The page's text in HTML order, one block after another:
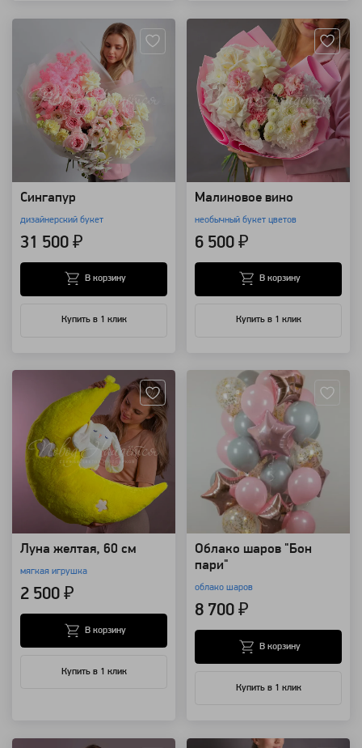
Сингапур
дизайнерский букет
31 500 ₽
Купить в 1 клик
В корзину
Малиновое вино
необычный букет цветов
6 500 ₽
Купить в 1 клик
В корзину
Луна желтая, 60 см
мягкая игрушка
2 500 ₽
Купить в 1 клик
В корзину
Облако шаров "Бон
пари"
облако шаров
8 700 ₽
Купить в 1 клик
В корзину